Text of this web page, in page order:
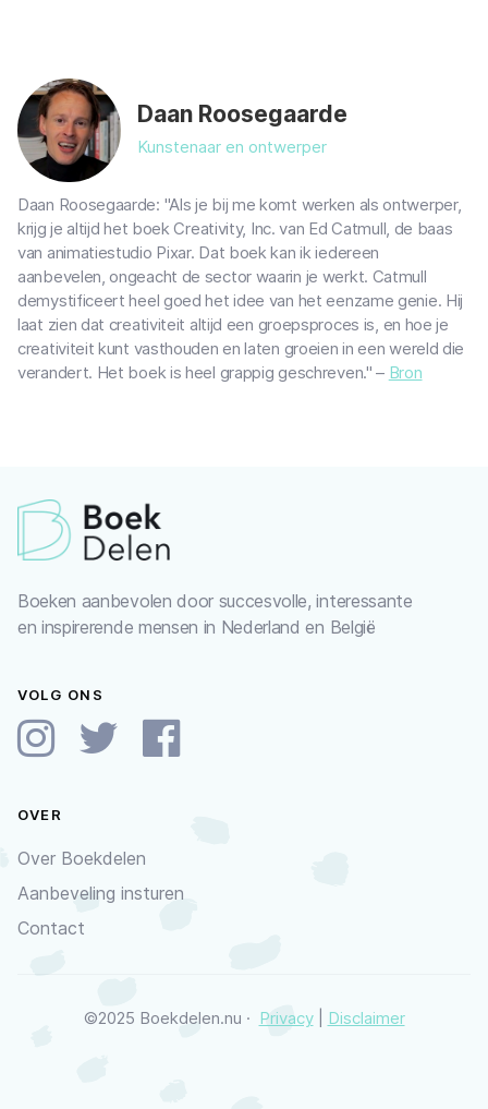
Daan Roosegaarde
Kunstenaar en ontwerper
Daan Roosegaarde: "Als je bij me komt werken als ontwerper,
krijg je altijd het boek Creativity, Inc. van Ed Catmull, de baas
van animatiestudio Pixar. Dat boek kan ik iedereen
aanbevelen, ongeacht de sector waarin je werkt. Catmull
demystificeert heel goed het idee van het eenzame genie. Hij
laat zien dat creativiteit altijd een groepsproces is, en hoe je
creativiteit kunt vasthouden en laten groeien in een wereld die
verandert. Het boek is heel grappig geschreven." – Bron
Boeken aanbevolen door succesvolle, interessante
en inspirerende mensen in Nederland en België
VOLG ONS
OVER
Over Boekdelen
Aanbeveling insturen
Contact
©2025 Boekdelen.nu · Privacy| Disclaimer